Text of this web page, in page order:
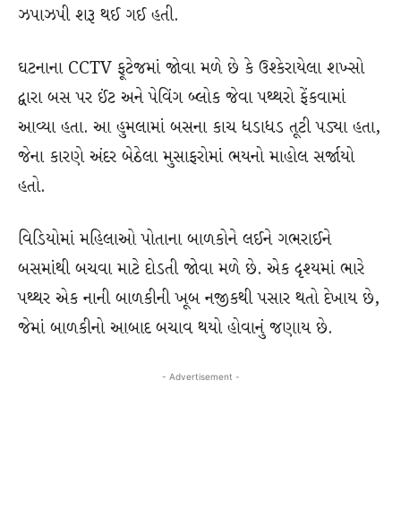
ઝપાઝપી શરૂ થઈ ગઈ હતી.
ઘટનાના CCTV ફૂટેજમાં જોવા મળે છે કે ઉશ્કેરાયેલા શખ્સો
દ્વારા બસ પર ઈંટ અને પેવિંગ બ્લોક જેવા પથ્થરો ફેંકવામાં
આવ્યા હતા. આ હુમલામાં બસના કાચ ધડાધડ તૂટી પડ્યા હતા,
જેના કારણે અંદર બેઠેલા મુસાફરોમાં ભયનો માહોલ સર્જાયો
હતો.
વિડિયોમાં મહિલાઓ પોતાના બાળકોને લઈને ગભરાઈને
બસમાંથી બચવા માટે દોડતી જોવા મળે છે. એક દૃશ્યમાં ભારે
પથ્થર એક નાની બાળકીની ખૂબ નજીકથી પસાર થતો દેખાય છે,
જેમાં બાળકીનો આબાદ બચાવ થયો હોવાનું જણાય છે.
- Advertisement -